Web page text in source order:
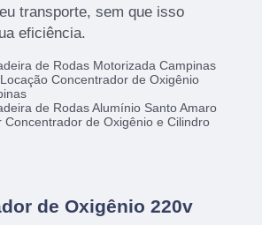
transporte, sem que isso
eficiência.
de Rodas Motorizada Campinas
Concentrador de Oxigênio
de Rodas Alumínio Santo Amaro
Concentrador de Oxigênio e Cilindro
de Oxigênio 220v